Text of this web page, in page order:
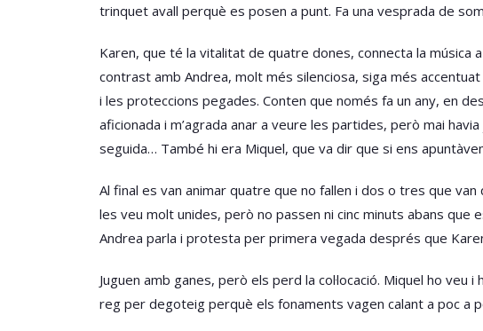
trinquet avall perquè es posen a punt. Fa una vesprada de
Karen, que té la vitalitat de quatre dones, connecta la música
contrast amb Andrea, molt més silenciosa, siga més
i les proteccions pegades. Conten que només fa un any, en
aficionada i m’agrada anar a veure les partides, però mai
seguida… També hi era Miquel, que va dir que si ens
Al final es van animar quatre que no fallen i dos o tres que
les veu molt unides, però no passen ni cinc minuts abans
Andrea parla i protesta per primera vegada després que
Juguen amb ganes, però els perd la col·locació. Miquel ho
reg per degoteig perquè els fonaments vagen calant a poc a